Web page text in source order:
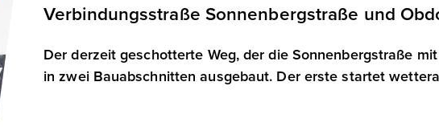
Verbindungsstraße Sonnenbergstraße und
Der derzeit geschotterte Weg, der die Sonnenbergstraße
in zwei Bauabschnitten ausgebaut. Der erste startet